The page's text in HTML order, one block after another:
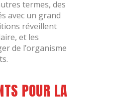
termes, des
avec un grand
réveillent
et les
de l’organisme
POUR LA